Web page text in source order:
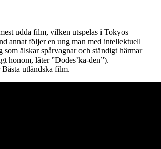
udda film, vilken utspelas i Tokyos
annat följer en ung man med intellektuell
som älskar spårvagnar och ständigt härmar
honom, låter ”Dodes’ka-den”).
utländska film.